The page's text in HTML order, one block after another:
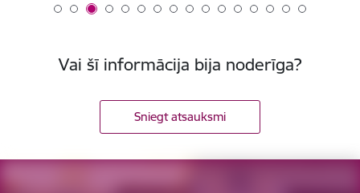
Vai šī informācija bija noderīga?
Sniegt atsauksmi